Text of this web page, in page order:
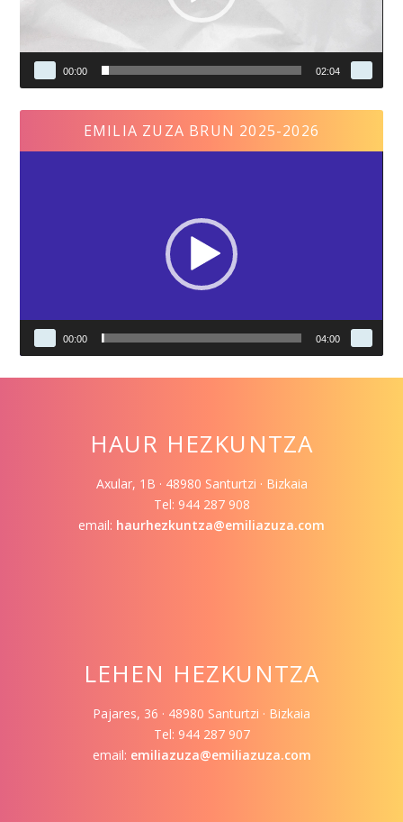
00:00 02:04
EMILIA ZUZA BRUN 2025-2026
00:00 04:00
HAUR HEZKUNTZA
Axular, 1B · 48980 Santurtzi · Bizkaia
Tel: 944 287 908
email: haurhezkuntza@emiliazuza.com
LEHEN HEZKUNTZA
Pajares, 36 · 48980 Santurtzi · Bizkaia
Tel: 944 287 907
email: emiliazuza@emiliazuza.com